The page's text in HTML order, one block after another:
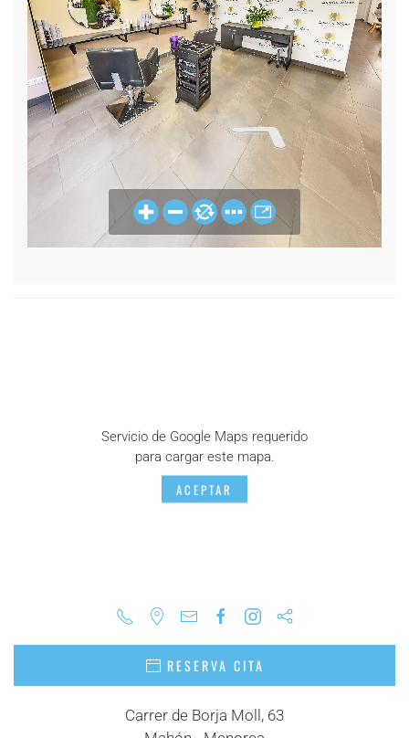
Servicio de Google Maps requerido
para cargar este mapa.
ACEPTAR
RESERVA CITA
Carrer de Borja Moll, 63